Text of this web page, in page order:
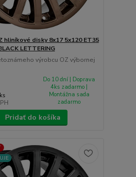
hliníkové disky 8x17 5x120 ET35
LETTERING
výrobcu OZ výbornej
Do 10 dní | Doprava
4ks zadarmo |
Montážna sada
zadarmo
Pridať do košíka